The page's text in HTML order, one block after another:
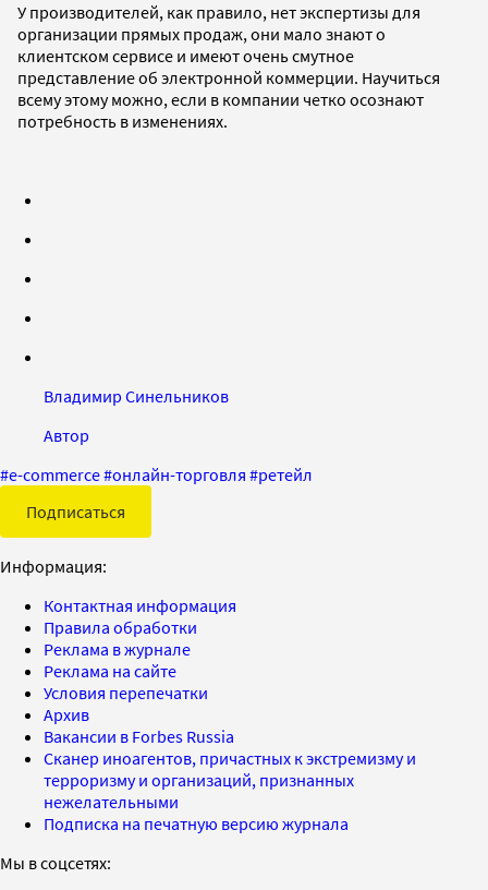
У производителей, как правило, нет экспертизы для
организации прямых продаж, они мало знают о
клиентском сервисе и имеют очень смутное
представление об электронной коммерции. Научиться
всему этому можно, если в компании четко осознают
потребность в изменениях.
Владимир Синельников
Автор
#e-commerce#онлайн-торговля #ретейл
Подписаться
Информация:
Контактная информация
Правила обработки
Реклама в журнале
Реклама на сайте
Условия перепечатки
Архив
Вакансии в Forbes Russia
Сканер иноагентов, причастных к экстремизму и
терроризму и организаций, признанных
нежелательными
Подписка на печатную версию журнала
Мы в соцсетях: